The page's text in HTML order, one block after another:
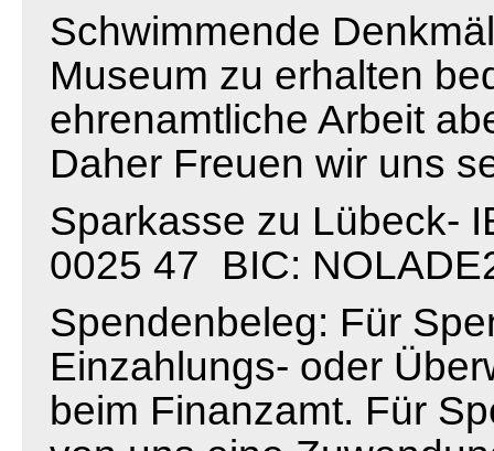
Schwimmende
Museum zu erhalten
ehrenamtliche Arbeit
Daher Freuen wir uns
Sparkasse zu Lübeck-
0025 47 BIC:
Spendenbeleg: Für
Einzahlungs- oder
beim Finanzamt. Für